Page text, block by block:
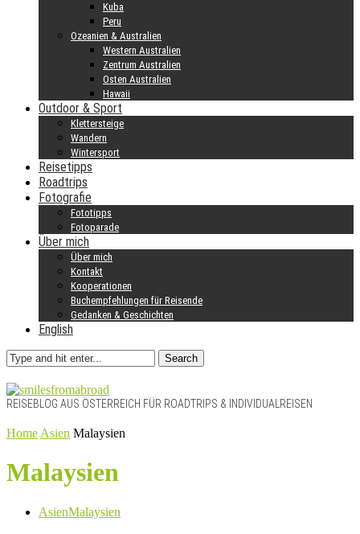
Kuba
Peru
Ozeanien & Australien
Western Australien
Zentrum Australien
Osten Australien
Hawaii
Outdoor & Sport
Klettersteige
Wandern
Wintersport
Reisetipps
Roadtrips
Fotografie
Fototipps
Fotoparade
Über mich
Über mich
Kontakt
Kooperationen
Buchempfehlungen für Reisende
Gedanken & Geschichten
English
Search
REISEBLOG AUS ÖSTERREICH FÜR ROADTRIPS & INDIVIDUALREISEN
Home Asien Malaysien
Malaysien
AsienMalaysien